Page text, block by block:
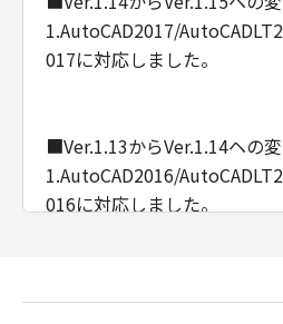
1.AutoCAD2017/
017に対応しました。
■Ver.1.13からVer.1.14ヘの
1.AutoCAD2016/
016に対応しました。